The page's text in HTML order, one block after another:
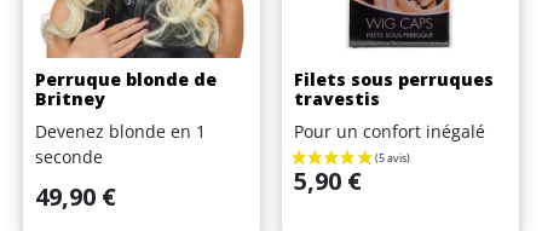
Perruque blonde de
Britney
Devenez blonde en 1
seconde
Prix
49,90 €
Filets sous perruques
travestis
Pour un confort inégalé
Prix
5,90 €